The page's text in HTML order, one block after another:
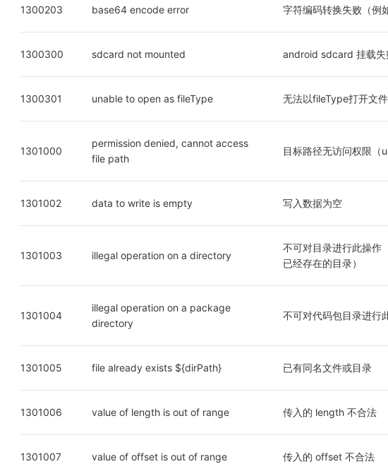
1300203 base64 encode error 字符编码转换失败（例
1300300 sdcard not mounted android sdcard 挂载失
1300301 unable to open as fileType 无法以fileType打开文件
1301000
permission denied, cannot access
file path
目标路径无访问权限（
1301002 data to write is empty 写入数据为空
1301003 illegal operation on a directory
不可对目录进行此操作
已经存在的目录）
1301004
illegal operation on a package
directory
不可对代码包目录进行
1301005 file already exists ${dirPath} 已有同名文件或目录
1301006 value of length is out of range 传入的 length 不合法
1301007 value of offset is out of range 传入的 offset 不合法